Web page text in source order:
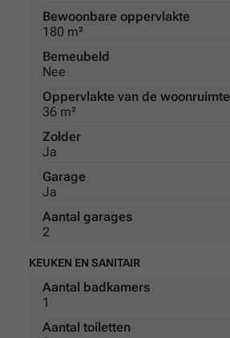
Bewoonbare oppervlakte
180 m²
Bemeubeld
Nee
Oppervlakte van de woonruimte
36 m²
Zolder
Ja
Garage
Ja
Aantal garages
2
KEUKEN EN SANITAIR
Aantal badkamers
1
Aantal toiletten